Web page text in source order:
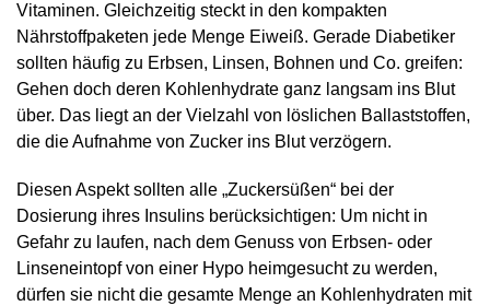
Vitaminen. Gleichzeitig steckt in den kompakten
Nährstoffpaketen jede Menge Eiweiß. Gerade Diabetiker
sollten häufig zu Erbsen, Linsen, Bohnen und Co. greifen:
Gehen doch deren Kohlenhydrate ganz langsam ins Blut
über. Das liegt an der Vielzahl von löslichen Ballaststoffen,
die die Aufnahme von Zucker ins Blut verzögern.
Diesen Aspekt sollten alle „Zuckersüßen“ bei der
Dosierung ihres Insulins berücksichtigen: Um nicht in
Gefahr zu laufen, nach dem Genuss von Erbsen- oder
Linseneintopf von einer Hypo heimgesucht zu werden,
dürfen sie nicht die gesamte Menge an Kohlenhydraten mit